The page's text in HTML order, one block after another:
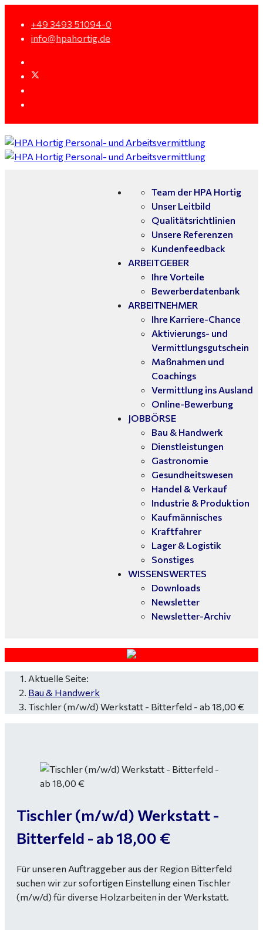
+49 3493 51094-0
info@hpahortig.de
Team der HPA Hortig
Unser Leitbild
Qualitätsrichtlinien
Unsere Referenzen
Kundenfeedback
ARBEITGEBER
Ihre Vorteile
Bewerberdatenbank
ARBEITNEHMER
Ihre Karriere-Chance
Aktivierungs- und
Vermittlungsgutschein
Maßnahmen und
Coachings
Vermittlung ins Ausland
Online-Bewerbung
JOBBÖRSE
Bau & Handwerk
Dienstleistungen
Gastronomie
Gesundheitswesen
Handel & Verkauf
Industrie & Produktion
Kaufmännisches
Kraftfahrer
Lager & Logistik
Sonstiges
WISSENSWERTES
Downloads
Newsletter
Newsletter-Archiv
Aktuelle Seite:
Bau & Handwerk
Tischler (m/w/d) Werkstatt - Bitterfeld - ab 18,00 €
Tischler (m/w/d) Werkstatt -
Bitterfeld - ab 18,00 €
Für unseren Auftraggeber aus der Region Bitterfeld
suchen wir zur sofortigen Einstellung einen Tischler
(m/w/d) für diverse Holzarbeiten in der Werkstatt.